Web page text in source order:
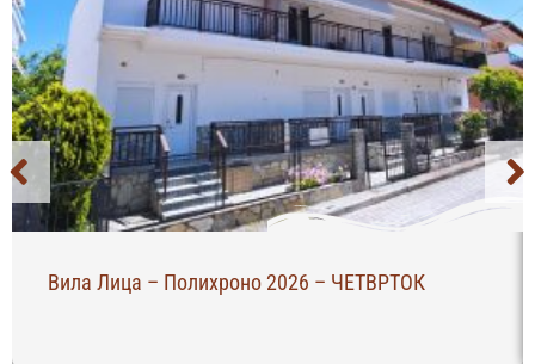
Вила Лица – Полихроно 2026 – ЧЕТВРТОК